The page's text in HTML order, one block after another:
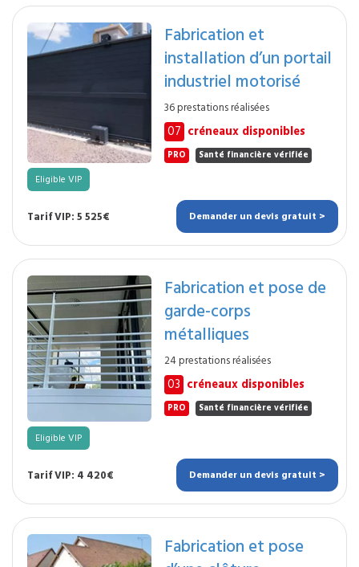
Fabrication et
installation d’un portail
industriel motorisé
36 prestations réalisées
07 créneaux disponibles
PRO Santé financière vérifiée
Eligible VIP
Tarif VIP: 5 525€ Demander un devis gratuit >
Fabrication et pose de
garde-corps
métalliques
24 prestations réalisées
03 créneaux disponibles
PRO Santé financière vérifiée
Eligible VIP
Tarif VIP: 4 420€ Demander un devis gratuit >
Fabrication et pose